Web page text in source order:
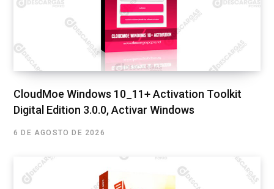
CloudMoe Windows 10_11+ Activation Toolkit
Digital Edition 3.0.0, Activar Windows
6 DE AGOSTO DE 2026